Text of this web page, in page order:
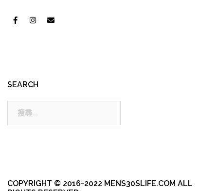
SEARCH
COPYRIGHT © 2016-2022 MENS30SLIFE.COM ALL